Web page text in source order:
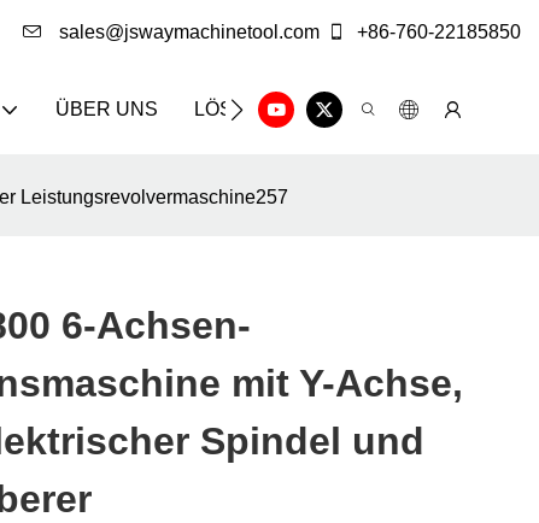
sales@jswaymachinetool.com +86-760-22185850
ÜBER UNS LÖSUNG INFOCENTER
Leistungsrevolvermaschine257
6-Achsen-
mit Y-Achse,
Spindel und